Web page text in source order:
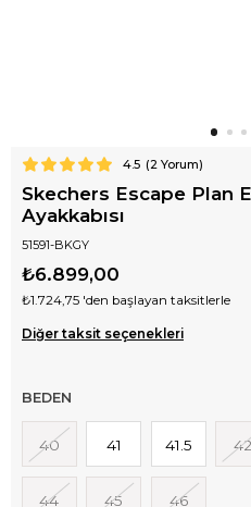
4.5 (2 Yorum)
Skechers Escape Plan
Ayakkabısı
51591-BKGY
₺6.899,00
₺1.724,75 'den başlayan taksitlerle
Diğer taksit seçenekleri
BEDEN
40 41 41.5 42
44 45 46